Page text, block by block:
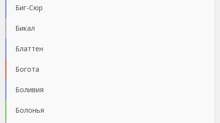
Биг-Сюр
Бикал
Блаттен
Богота
Боливия
Болонья